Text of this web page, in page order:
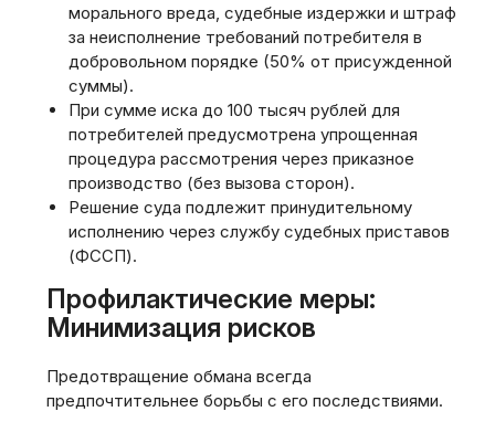
морального вреда, судебные издержки и штраф
за неисполнение требований потребителя в
добровольном порядке (50% от присужденной
суммы).
При сумме иска до 100 тысяч рублей для
потребителей предусмотрена упрощенная
процедура рассмотрения через приказное
производство (без вызова сторон).
Решение суда подлежит принудительному
исполнению через службу судебных приставов
(ФССП).
Профилактические меры:
Минимизация рисков
Предотвращение обмана всегда
предпочтительнее борьбы с его последствиями.